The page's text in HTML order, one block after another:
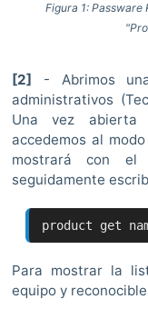
Figura 1:
[2] - Abrimos
administrativos
Una vez abierta
accedemos al
mostrará con el
seguidamente
product get
Para mostrar la
equipo y